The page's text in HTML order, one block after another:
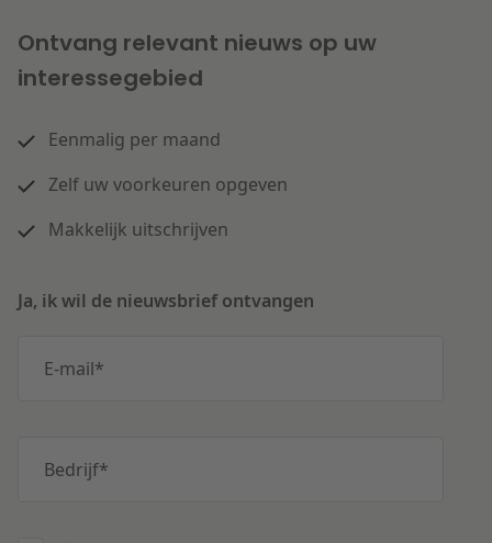
Ontvang relevant nieuws op uw
interessegebied
Eenmalig per maand
Zelf uw voorkeuren opgeven
Makkelijk uitschrijven
Ja, ik wil de nieuwsbrief ontvangen
E-mail*
Bedrijf*